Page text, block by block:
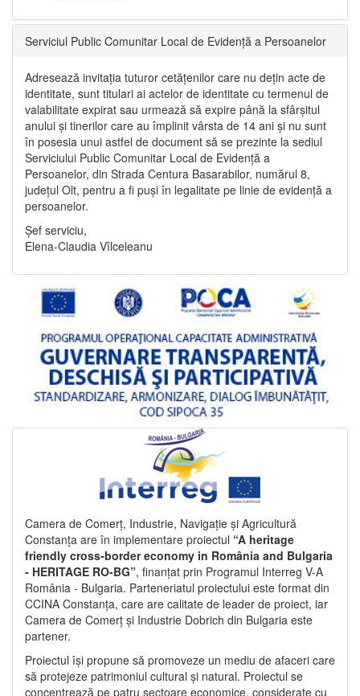
Serviciul Public Comunitar Local de Evidență a Persoanelor
Adresează invitația tuturor cetățenilor care nu dețin acte de
identitate, sunt titulari ai actelor de identitate cu termenul de
valabilitate expirat sau urmează să expire până la sfârșitul
anului și tinerilor care au împlinit vârsta de 14 ani și nu sunt
în posesia unui astfel de document să se prezinte la sediul
Serviciului Public Comunitar Local de Evidență a
Persoanelor, din Strada Centura Basarabilor, numărul 8,
județul Olt, pentru a fi puși în legalitate pe linie de evidență a
persoanelor.
Șef serviciu,
Elena-Claudia Vîlceleanu
Camera de Comerț, Industrie, Navigație și Agricultură
Constanța are în implementare proiectul “A heritage
friendly cross-border economy in România and Bulgaria
- HERITAGE RO-BG”, finanțat prin Programul Interreg V-A
România - Bulgaria. Parteneriatul proiectului este format din
CCINA Constanța, care are calitate de leader de proiect, iar
Camera de Comerț și Industrie Dobrich din Bulgaria este
partener.
Proiectul își propune să promoveze un mediu de afaceri care
să protejeze patrimoniul cultural și natural. Proiectul se
concentrează pe patru sectoare economice, considerate cu